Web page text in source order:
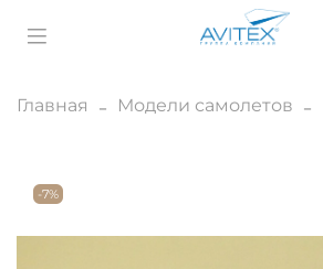
Главная Модели самолетов
-7%